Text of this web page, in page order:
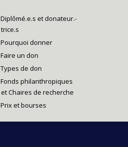
Diplômé.e.s et donateur.-
trice.s
Pourquoi donner
Faire un don
Types de don
Fonds philanthropiques
et Chaires de recherche
Prix et bourses